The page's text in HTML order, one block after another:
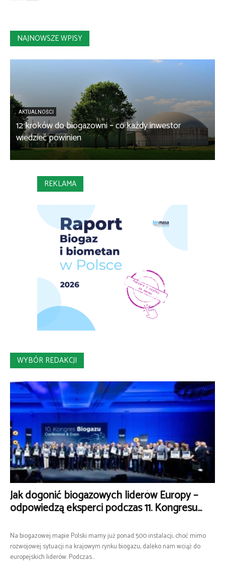
NAJNOWSZE WPISY
AKTUALNOŚCI
12 kroków do biogazowni – co każdy inwestor
wiedzieć powinien
REKLAMA
WYBÓR REDAKCJI
Jak dogonić biogazowych liderów Europy –
odpowiedzą eksperci podczas 11. Kongresu...
Na biogazowej mapie Polski mamy już ponad 500 instalacji, choć mimo
rozwojowej sytuacji na krajowym rynku biogazu, daleko nam wciąż do
europejskich liderów. Podczas...